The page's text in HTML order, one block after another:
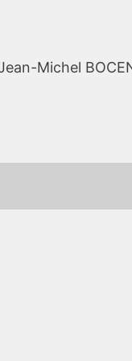
Michel